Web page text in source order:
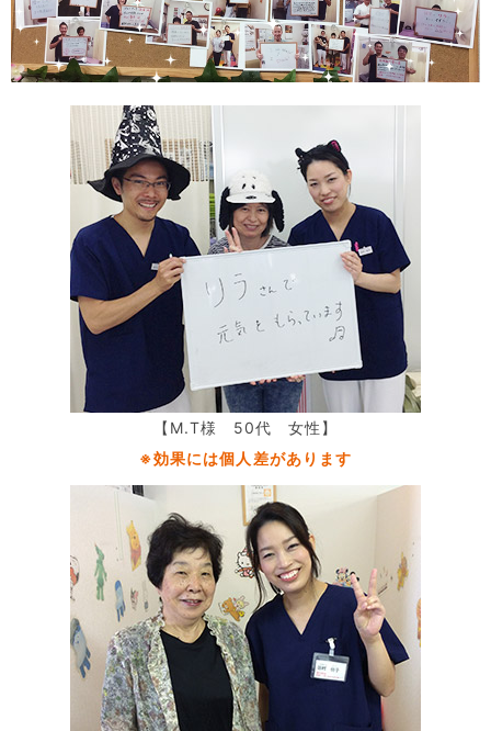
【M.T様 50代 女性】
※効果には個人差があります